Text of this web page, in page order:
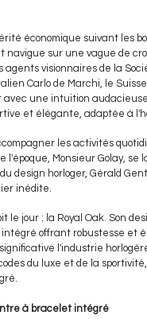
économique suivant les
sur une vague de
visionnaires de la
Carlo de Marchi, le
une intuition
et élégante, adaptée à
les activités
Monsieur Golay, se
design horloger, Gérald
inédite.
le jour : la Royal Oak. Son
offrant robustesse et
l'industrie
du luxe et de la
à bracelet intégré